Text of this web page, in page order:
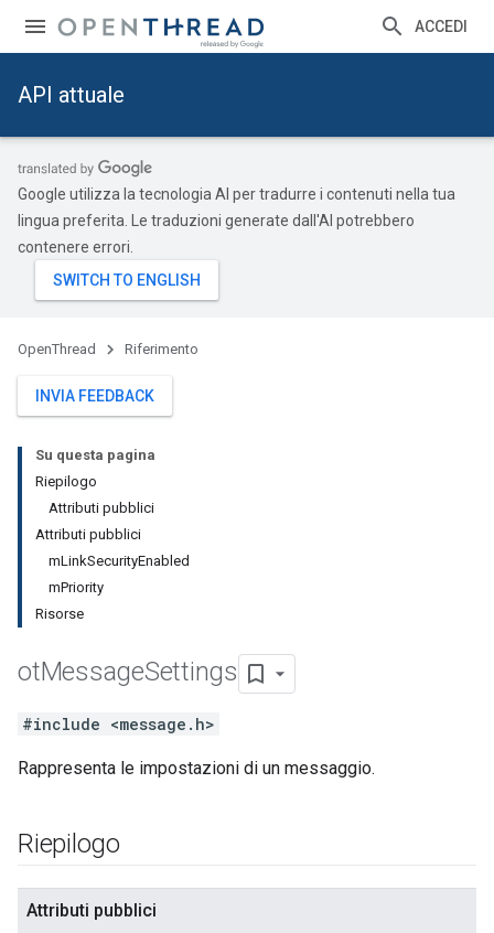
ACCEDI
API attuale
Google utilizza la tecnologia AI per tradurre i contenuti nella tua
lingua preferita. Le traduzioni generate dall'AI potrebbero
contenere errori.
OpenThread Riferimento
INVIA FEEDBACK
Su questa pagina
Riepilogo
Attributi pubblici
Attributi pubblici
mLinkSecurityEnabled
mPriority
Risorse
otMessageSettings
#include <message.h>
Rappresenta le impostazioni di un messaggio.
Riepilogo
Attributi pubblici